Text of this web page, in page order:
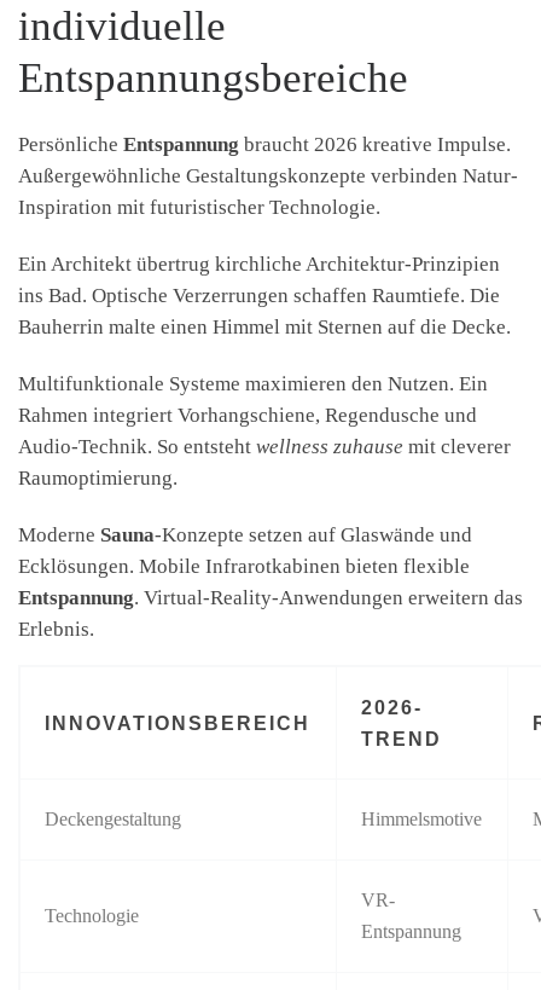
individuelle
Entspannungsbereiche
Persönliche Entspannung braucht 2026 kreative Impulse.
Außergewöhnliche Gestaltungskonzepte verbinden Natur-
Inspiration mit futuristischer Technologie.
Ein Architekt übertrug kirchliche Architektur-Prinzipien
ins Bad. Optische Verzerrungen schaffen Raumtiefe. Die
Bauherrin malte einen Himmel mit Sternen auf die Decke.
Multifunktionale Systeme maximieren den Nutzen. Ein
Rahmen integriert Vorhangschiene, Regendusche und
Audio-Technik. So entsteht wellness zuhause mit cleverer
Raumoptimierung.
Moderne Sauna-Konzepte setzen auf Glaswände und
Ecklösungen. Mobile Infrarotkabinen bieten flexible
Entspannung. Virtual-Reality-Anwendungen erweitern das
Erlebnis.
INNOVATIONSBEREICH
2026-
TREND
Deckengestaltung Himmelsmotive
Technologie
VR-
Entspannung